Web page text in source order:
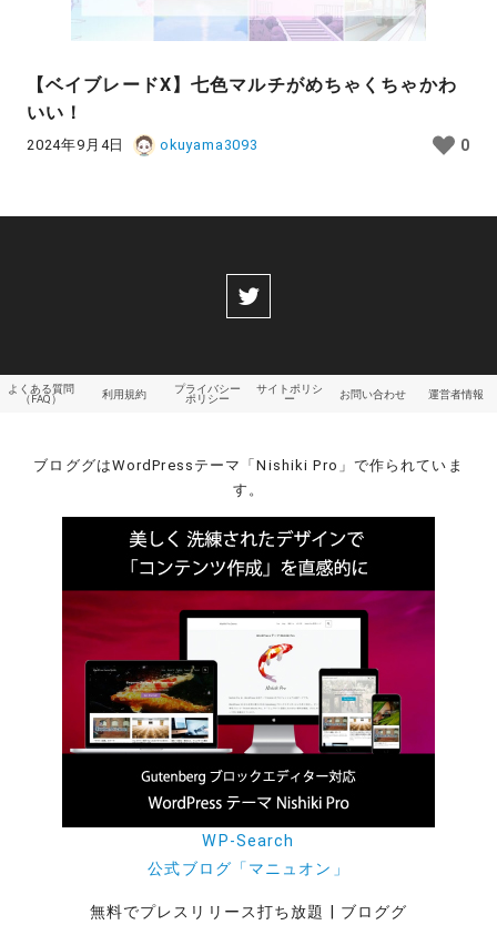
【ベイブレードX】七色マルチがめちゃくちゃかわ
いい！
2024年9月4日 okuyama3093 0
よくある質問
（FAQ）
利用規約
プライバシー
ポリシー
サイトポリシ
ー
お問い合わせ 運営者情報
ブロググはWordPressテーマ「Nishiki Pro」で作られていま
す。
WP-Search
公式ブログ「マニュオン」
無料でプレスリリース打ち放題 | ブロググ